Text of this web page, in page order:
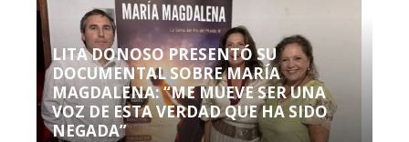
LITA DONOSO PRESENTÓ SU
DOCUMENTAL SOBRE MARÍA
MAGDALENA: “ME MUEVE SER UNA
VOZ DE ESTA VERDAD QUE HA SIDO
NEGADA”